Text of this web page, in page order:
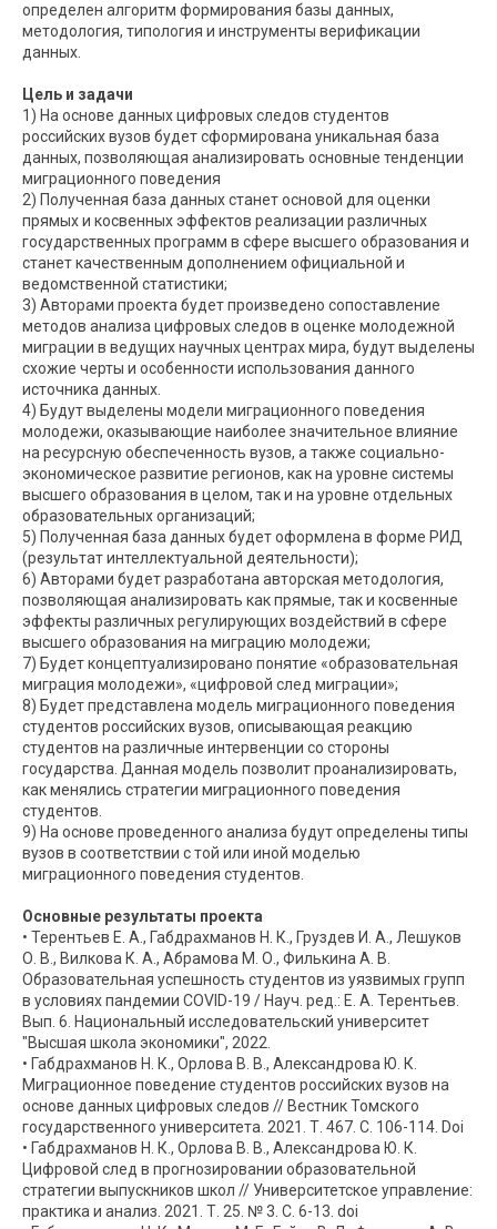
определен алгоритм формирования базы данных,
методология, типология и инструменты верификации
данных.
Цель и задачи
1) На основе данных цифровых следов студентов
российских вузов будет сформирована уникальная база
данных, позволяющая анализировать основные тенденции
миграционного поведения
2) Полученная база данных станет основой для оценки
прямых и косвенных эффектов реализации различных
государственных программ в сфере высшего образования и
станет качественным дополнением официальной и
ведомственной статистики;
3) Авторами проекта будет произведено сопоставление
методов анализа цифровых следов в оценке молодежной
миграции в ведущих научных центрах мира, будут выделены
схожие черты и особенности использования данного
источника данных.
4) Будут выделены модели миграционного поведения
молодежи, оказывающие наиболее значительное влияние
на ресурсную обеспеченность вузов, а также социально-
экономическое развитие регионов, как на уровне системы
высшего образования в целом, так и на уровне отдельных
образовательных организаций;
5) Полученная база данных будет оформлена в форме РИД
(результат интеллектуальной деятельности);
6) Авторами будет разработана авторская методология,
позволяющая анализировать как прямые, так и косвенные
эффекты различных регулирующих воздействий в сфере
высшего образования на миграцию молодежи;
7) Будет концептуализировано понятие «образовательная
миграция молодежи», «цифровой след миграции»;
8) Будет представлена модель миграционного поведения
студентов российских вузов, описывающая реакцию
студентов на различные интервенции со стороны
государства. Данная модель позволит проанализировать,
как менялись стратегии миграционного поведения
студентов.
9) На основе проведенного анализа будут определены типы
вузов в соответствии с той или иной моделью
миграционного поведения студентов.
Основные результаты проекта
• Терентьев Е. А., Габдрахманов Н. К., Груздев И. А., Лешуков
О. В., Вилкова К. А., Абрамова М. О., Филькина А. В.
Образовательная успешность студентов из уязвимых групп
в условиях пандемии COVID-19 / Науч. ред.: Е. А. Терентьев.
Вып. 6. Национальный исследовательский университет
"Высшая школа экономики", 2022.
• Габдрахманов Н. К., Орлова В. В., Александрова Ю. К.
Миграционное поведение студентов российских вузов на
основе данных цифровых следов // Вестник Томского
государственного университета. 2021. Т. 467. С. 106-114. Doi
• Габдрахманов Н. К., Орлова В. В., Александрова Ю. К.
Цифровой след в прогнозировании образовательной
стратегии выпускников школ // Университетское управление:
практика и анализ. 2021. Т. 25. № 3. С. 6-13. doi